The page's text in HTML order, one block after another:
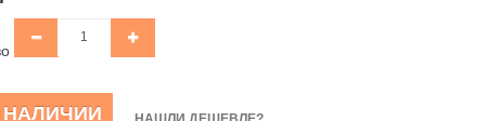
НАЛИЧИИ